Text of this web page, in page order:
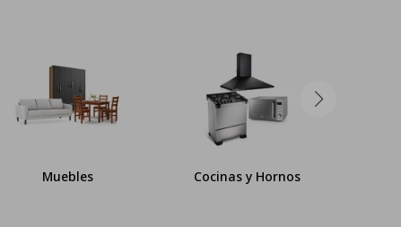
Muebles Cocinas y Hornos